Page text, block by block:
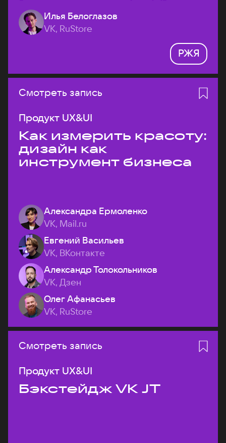
на рынке?
Илья Белоглазов
VK, RuStore
РЖЯ
Смотреть запись
Продукт UX&UI
Как измерить красоту:
дизайн как
инструмент бизнеса
Александра Ермоленко
VK, Mail.ru
Евгений Васильев
VK, ВКонтакте
Александр Толокольников
VK, Дзен
Олег Афанасьев
VK, RuStore
Смотреть запись
Продукт UX&UI
Бэкстейдж VK JT